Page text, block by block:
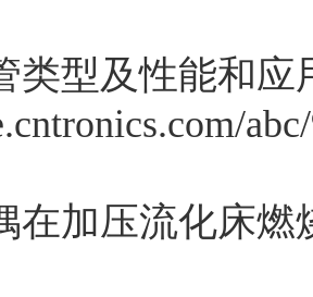
类型及性能和应
在加压流化床燃